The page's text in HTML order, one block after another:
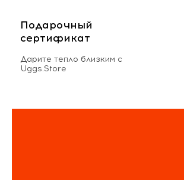
Подарочный
сертификат
Дарите тепло близким с
Uggs.Store